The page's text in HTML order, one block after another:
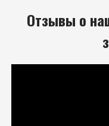
Отзывы о